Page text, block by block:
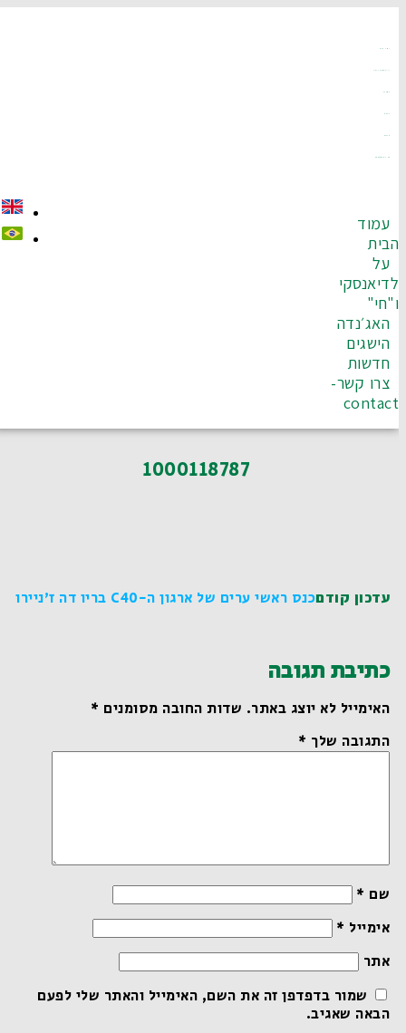
עמוד
הבית
על
לדיאנסקי
ו"חי"
האג׳נדה
הישגים
חדשות
צרו קשר-
contact
1000118787
עדכון קודםכנס ראשי ערים של ארגון ה-C40 בריו דה ז'ניירו
כתיבת תגובה
האימייל לא יוצג באתר.שדות החובה מסומנים*
התגובה שלך*
שם*
אימייל*
אתר
שמור בדפדפן זה את השם, האימייל והאתר שלי לפעם
הבאה שאגיב.